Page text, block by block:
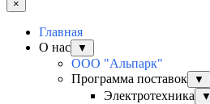
×
Главная
О нас
▼
ООО "Альпарк"
Программа поставок
▼
Электротехника ▼